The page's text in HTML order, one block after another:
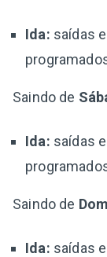
Ida: saídas
Saindo de
Ida: saídas
Saindo de
Ida: saídas